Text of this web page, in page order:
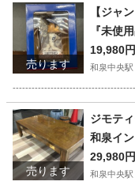
大阪 和泉市 和泉中
売ります
【ジャ
『未使
ュア 和
熊取町
19,980円
和泉中央駅
大阪 和泉市
売ります
ジモテ
和泉イ
リビングテーブル 和泉
高石市
29,980円
和泉中央駅